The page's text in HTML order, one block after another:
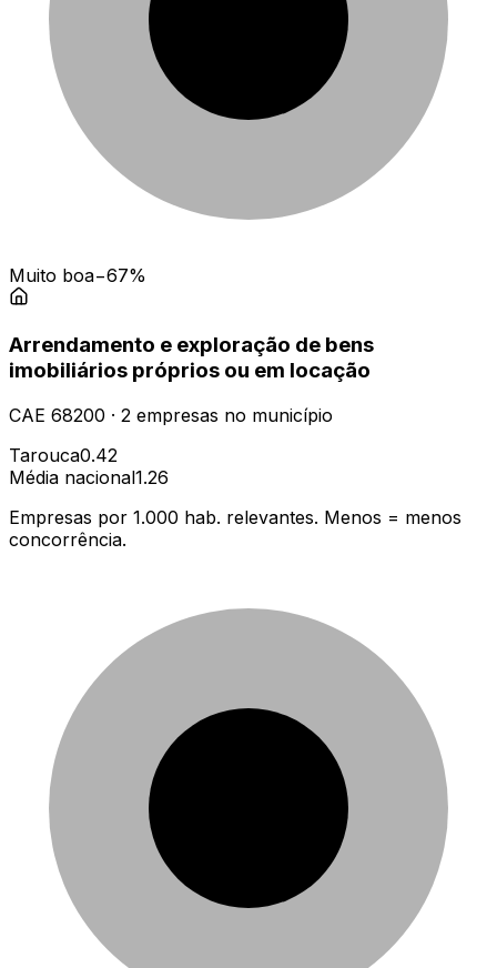
Muito boa−67%
Arrendamento e exploração de bens
imobiliários próprios ou em locação
CAE 68200 · 2 empresas no município
Tarouca0.42
Média nacional1.26
Empresas por 1.000 hab. relevantes. Menos = menos
concorrência.